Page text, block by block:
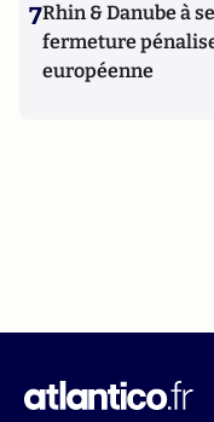
7Rhin & Danube à
fermeture
européenne